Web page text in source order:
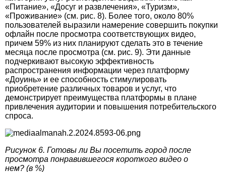
«Питание», «Досуг и развлечения», «Туризм»,
«Проживание» (см. рис. 8). Более того, около 80%
пользователей выразили намерение совершить покупки
офлайн после просмотра соответствующих видео,
причем 59% из них планируют сделать это в течение
месяца после просмот­ра (см. рис. 9). Эти данные
подчеркивают высокую эффективность
распространения информации через платформу
«Доуинь» и ее способность стимулировать
приобретение различных товаров и услуг, что
демонстрирует преимущества платформы в плане
привлечения аудитории и повышения потребительского
спроса.
Рисунок 6. Готовы ли Вы посетить город после
просмотра понравившегося короткого видео о
нем? (в %)